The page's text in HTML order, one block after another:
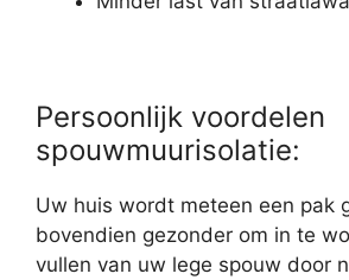
Persoonlijk voordelen
spouwmuurisolatie:
Uw huis wordt meteen een pak
bovendien gezonder om in te
vullen van uw lege spouw door